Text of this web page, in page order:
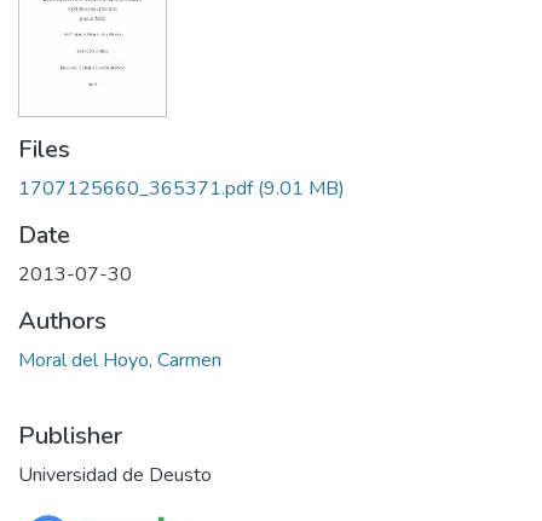
Statistics
Files
1707125660_365371.pdf(9.01 MB)
Date
2013-07-30
Authors
Moral del Hoyo, Carmen
Publisher
Universidad de Deusto